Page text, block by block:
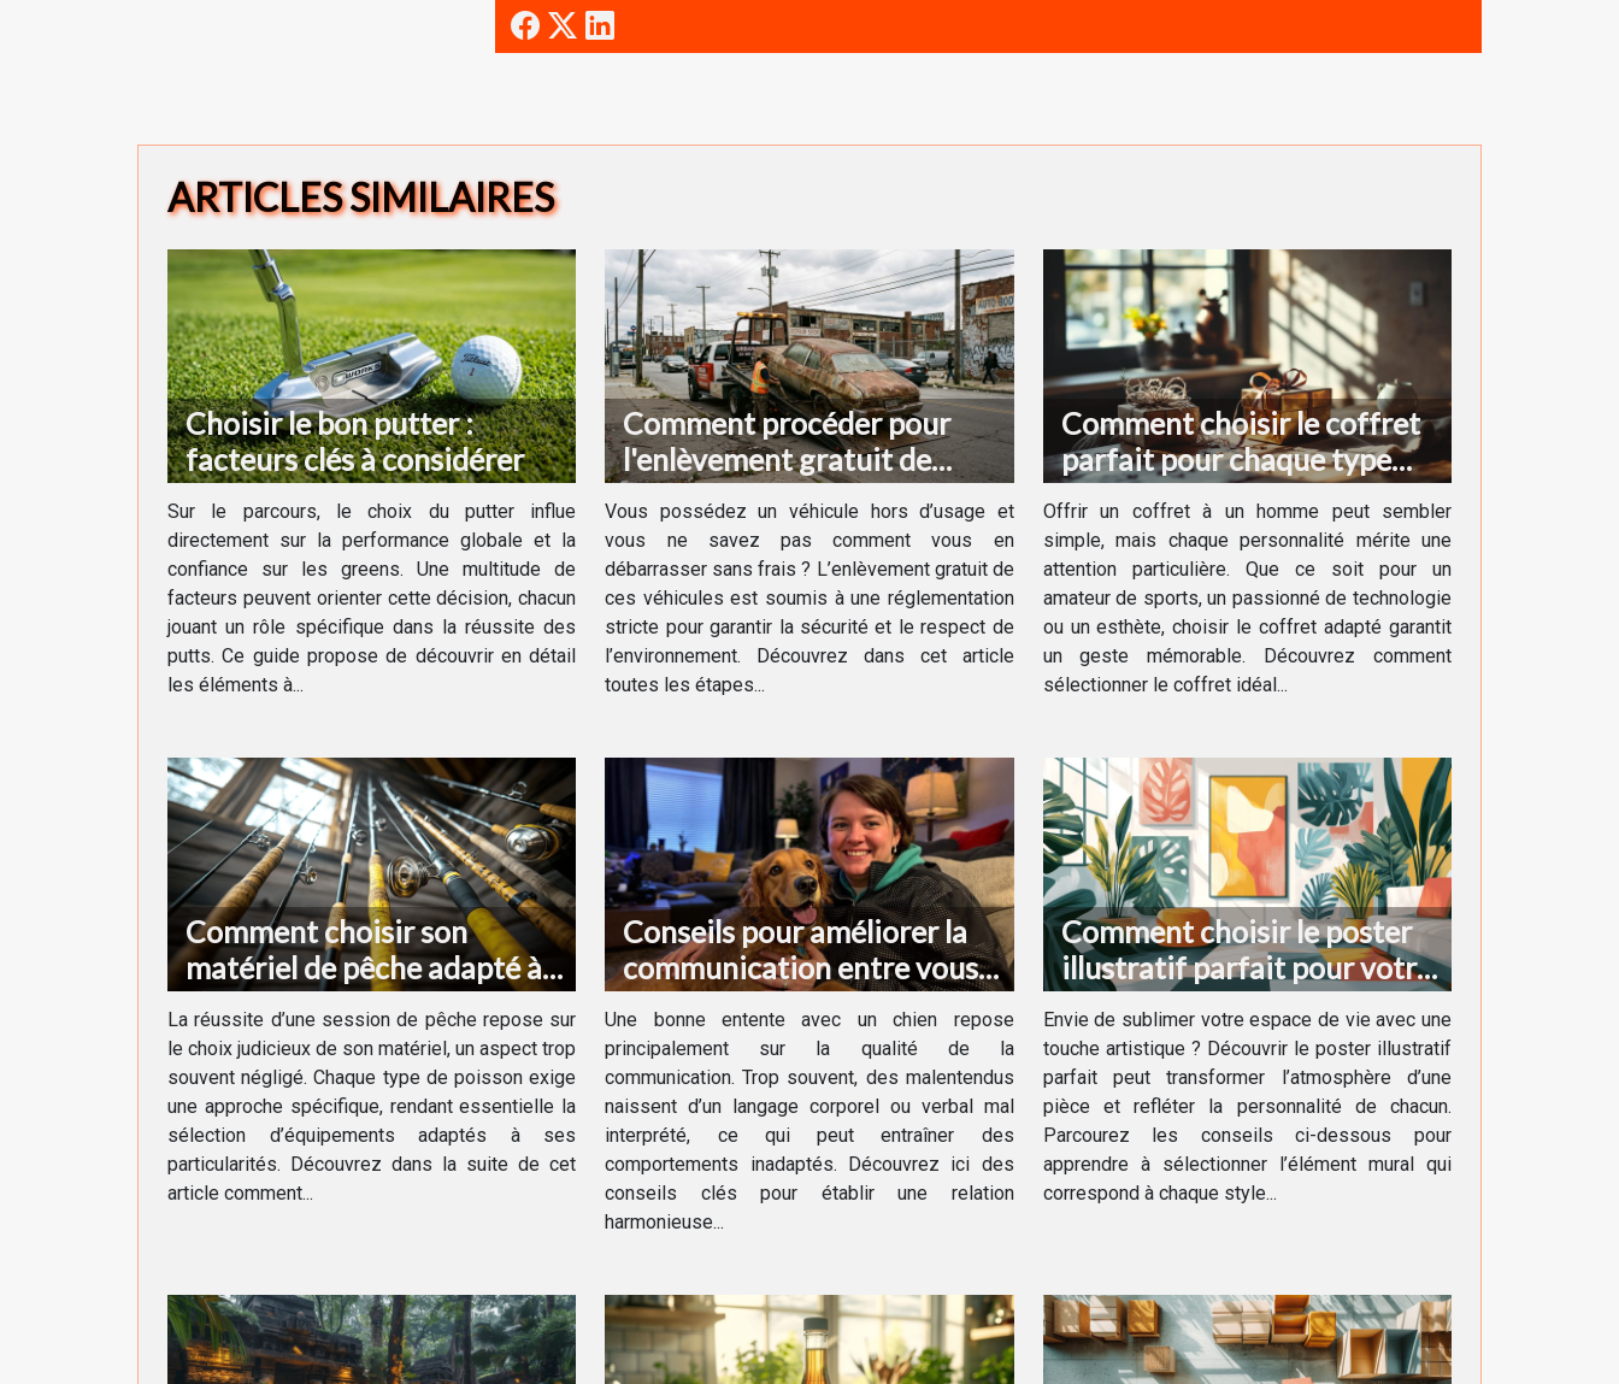
ARTICLES SIMILAIRES
Choisir le bon putter :
facteurs clés à considérer
Sur le parcours, le choix du putter influe
directement sur la performance globale et la
confiance sur les greens. Une multitude de
facteurs peuvent orienter cette décision, chacun
jouant un rôle spécifique dans la réussite des
putts. Ce guide propose de découvrir en détail
les éléments à...
Comment procéder pour
l'enlèvement gratuit de
votre véhicule hors d'usage ?
Vous possédez un véhicule hors d’usage et
vous ne savez pas comment vous en
débarrasser sans frais ? L’enlèvement gratuit de
ces véhicules est soumis à une réglementation
stricte pour garantir la sécurité et le respect de
l’environnement. Découvrez dans cet article
toutes les étapes...
Comment choisir le coffret
parfait pour chaque type
d'homme ?
Offrir un coffret à un homme peut sembler
simple, mais chaque personnalité mérite une
attention particulière. Que ce soit pour un
amateur de sports, un passionné de technologie
ou un esthète, choisir le coffret adapté garantit
un geste mémorable. Découvrez comment
sélectionner le coffret idéal...
Comment choisir son
matériel de pêche adapté à
chaque type de poisson
La réussite d’une session de pêche repose sur
le choix judicieux de son matériel, un aspect trop
souvent négligé. Chaque type de poisson exige
une approche spécifique, rendant essentielle la
sélection d’équipements adaptés à ses
particularités. Découvrez dans la suite de cet
article comment...
Conseils pour améliorer la
communication entre vous
et votre chien
Une bonne entente avec un chien repose
principalement sur la qualité de la
communication. Trop souvent, des malentendus
naissent d’un langage corporel ou verbal mal
interprété, ce qui peut entraîner des
comportements inadaptés. Découvrez ici des
conseils clés pour établir une relation
harmonieuse...
Comment choisir le poster
illustratif parfait pour votre
décoration intérieure
Envie de sublimer votre espace de vie avec une
touche artistique ? Découvrir le poster illustratif
parfait peut transformer l’atmosphère d’une
pièce et refléter la personnalité de chacun.
Parcourez les conseils ci-dessous pour
apprendre à sélectionner l’élément mural qui
correspond à chaque style...